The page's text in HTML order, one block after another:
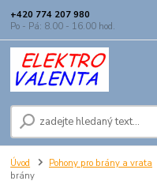
+420 774 207 980
Po - Pá: 8.00 - 16.00 hod.
Úvod Pohony pro brány a vrata
brány